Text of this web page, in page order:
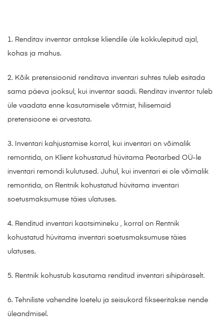
1. Renditav inventar antakse kliendile üle kokkulepitud ajal,
kohas ja mahus.
2. Kõik pretensioonid renditava inventari suhtes tuleb esitada
sama päeva jooksul, kui inventar saadi. Renditav inventor tuleb
üle vaadata enne kasutamisele võtmist, hilisemaid
pretensioone ei arvestata.
3. Inventari kahjustamise korral, kui inventari on võimalik
remontida, on Klient kohustatud hüvitama Peotarbed OÜ-le
inventari remondi kulutused. Juhul, kui inventari ei ole võimalik
remontida, on Rentnik kohustatud hüvitama inventari
soetusmaksumuse täies ulatuses.
4. Renditud inventari kaotsimineku , korral on Rentnik
kohustatud hüvitama inventari soetusmaksumuse täies
ulatuses.
5. Rentnik kohustub kasutama renditud inventari sihipäraselt.
6. Tehniliste vahendite loetelu ja seisukord fikseeritakse nende
üleandmisel.